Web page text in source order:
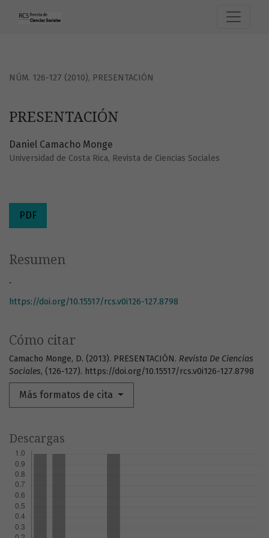
NÚM. 126-127 (2010), PRESENTACIÓN
PRESENTACIÓN
Daniel Camacho Monge
Universidad de Costa Rica, Revista de Ciencias Sociales
PDF
Cómo citar
Camacho Monge, D. (2013). PRESENTACIÓN. Revista De Ciencias
Sociales, (126-127). https://doi.org/10.15517/rcs.v0i126-127.8798
Más formatos de cita
Resumen
.
https://doi.org/10.15517/rcs.v0i126-127.8798
Descargas